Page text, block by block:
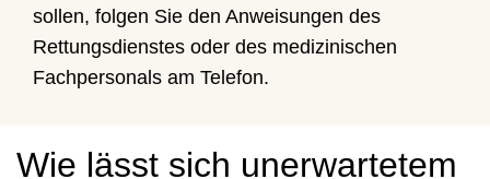
sollen, folgen Sie den Anweisungen des
Rettungsdienstes oder des medizinischen
Fachpersonals am Telefon.
Wie lässt sich unerwartetem